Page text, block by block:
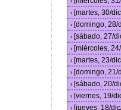
› [martes, 30/
› [domingo,
› [sábado, 27/
› [miércoles,
› [martes, 23/
› [domingo,
› [sábado, 20/
› [viernes, 19/
› [jueves, 18/